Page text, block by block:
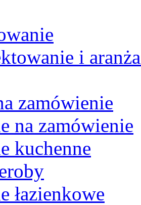
i
zamówienie
na zamówienie
kuchenne
łazienkowe